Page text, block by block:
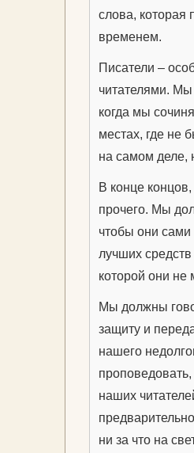
слова, которая
временем.
Писатели –
читателями.
когда мы
местах, где не
на самом деле,
В конце
прочего. Мы
чтобы они сами
лучших средств
которой они не
Мы должны
защиту и
нашего
проповедовать,
наших
ни за что на